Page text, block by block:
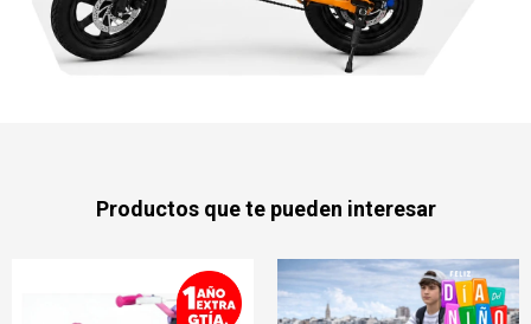
Productos que te pueden interesar